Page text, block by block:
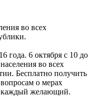
во всех
года. 6 октября с 10 до
во всех
Бесплатно получить
о мерах
каждый желающий.